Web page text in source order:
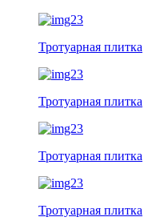
Тротуарная плитка
Тротуарная плитка
Тротуарная плитка
Тротуарная плитка